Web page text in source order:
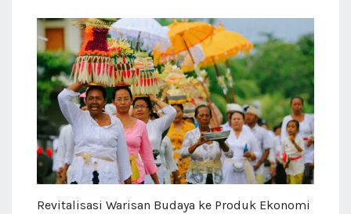
Revitalisasi Warisan Budaya ke Produk Ekonomi